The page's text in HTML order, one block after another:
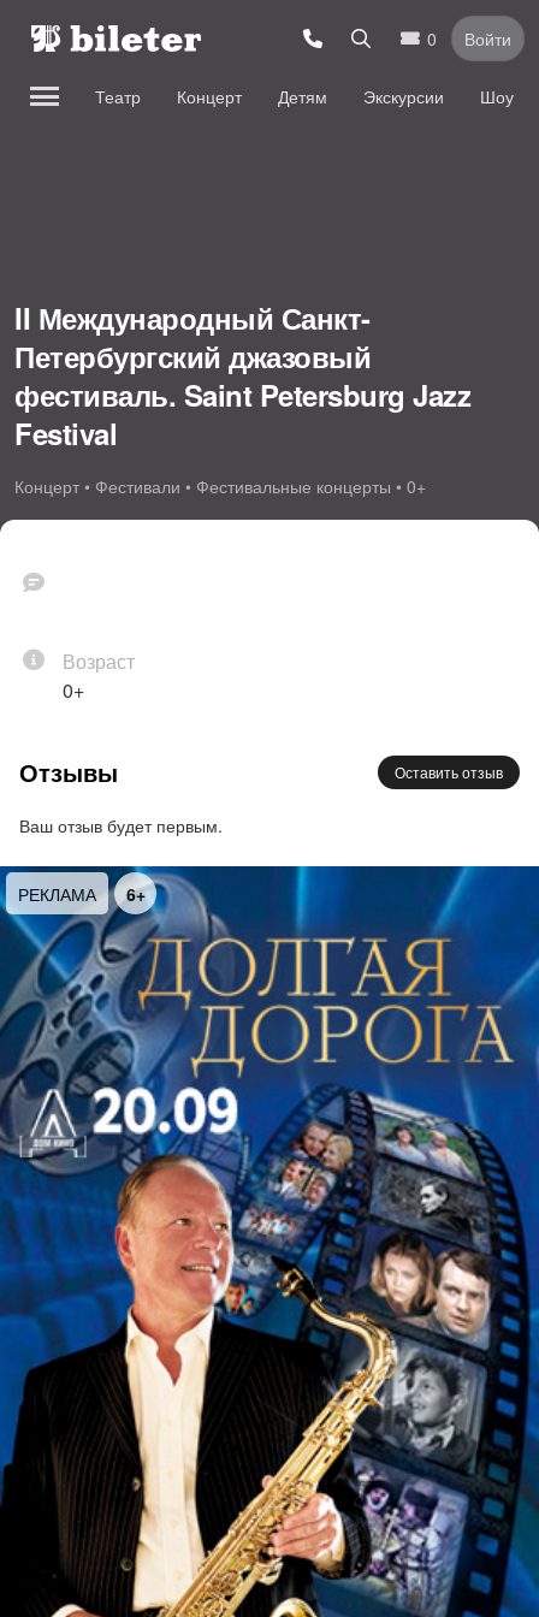
0 Войти
Театр Концерт Детям Экскурсии Шоу
II Международный Санкт-
Петербургский джазовый
фестиваль. Saint Petersburg Jazz
Festival
Концерт • Фестивали • Фестивальные концерты • 0+
Возраст
0+
Отзывы Оставить отзыв
Ваш отзыв будет первым.
6+